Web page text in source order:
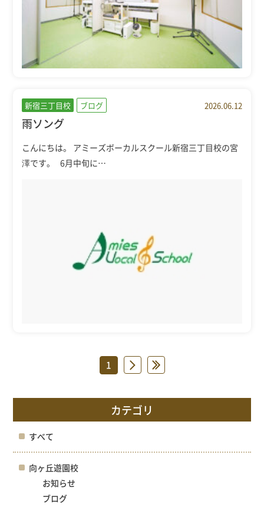
新宿三丁目校 ブログ 2026.06.12
雨ソング
こんにちは。 アミーズボーカルスクール新宿三丁目校の宮
澤です。 6月中旬に…
1 » »
カテゴリ
すべて
向ヶ丘遊園校
お知らせ
ブログ